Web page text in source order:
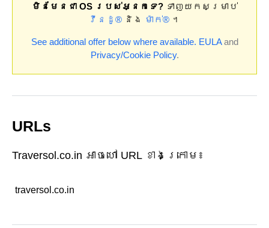
មិនមែនជា OS របស់អ្នកទេ?ទាញយកសម្រាប់
វីនដូ® និង ម៉ាក់® ។
See additional offer below where available. EULAand
Privacy/Cookie Policy.
URLs
Traversol.co.in អាចហៅ URL ខាងក្រោម៖
traversol.co.in